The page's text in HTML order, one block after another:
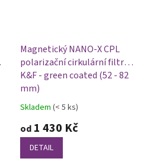
Magnetický NANO-X CPL
polarizační cirkulární filtr
K&F - green coated (52 - 82
mm)
Průměrné
produktu
5,0
Skladem (< 5 ks)
od 1 430 Kč
DETAIL